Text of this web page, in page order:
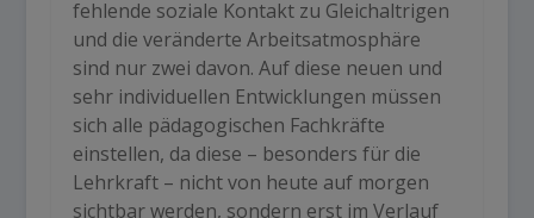
fehlende soziale Kontakt zu Gleichaltrigen
und die veränderte Arbeitsatmosphäre
sind nur zwei davon. Auf diese neuen und
sehr individuellen Entwicklungen müssen
sich alle pädagogischen Fachkräfte
einstellen, da diese – besonders für die
Lehrkraft – nicht von heute auf morgen
sichtbar werden, sondern erst im Verlauf